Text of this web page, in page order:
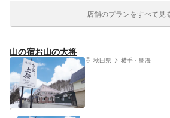
店舗のプランをすべて見
山の宿お山の大将
秋田県 横手・鳥海